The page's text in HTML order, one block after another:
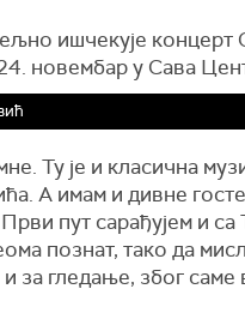
ишчекује концерт
новембар у Сава
Ту је и класична
А имам и дивне госте
Први пут сарађујем и
познат, тако да
за гледање, због саме